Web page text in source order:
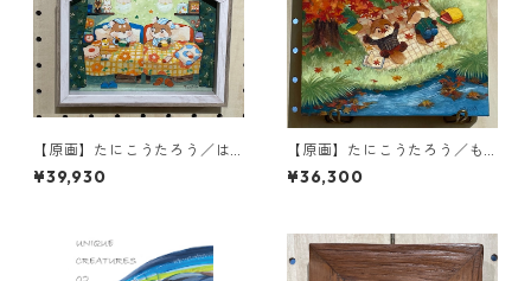
【原画】たにこうたろう／は
ちみつの魔法
¥39,930
【原画】たにこうたろう／も
みじのしおり
¥36,300